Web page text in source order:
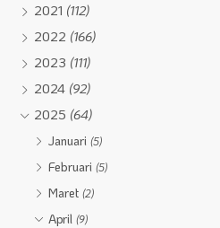
2021 (112)
2022 (166)
2023 (111)
2024 (92)
2025 (64)
Januari(5)
Februari(5)
Maret(2)
April(9)